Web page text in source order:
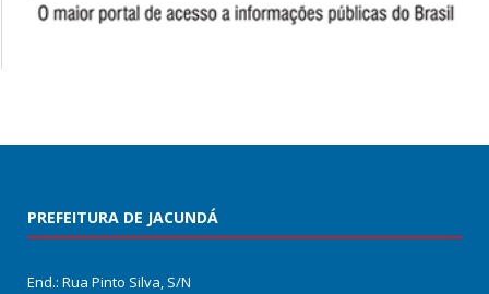
PREFEITURA DE JACUNDÁ
End.: Rua Pinto Silva, S/N